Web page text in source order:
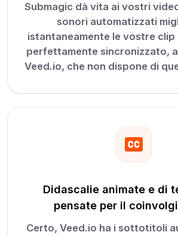
Submagic dà vita ai vostri
sonori automatizzati
istantaneamente le vostre clip
perfettamente sincronizzato,
Veed.io, che non dispone di
Didascalie animate e di
pensate per il
Certo, Veed.io ha i sottotitoli